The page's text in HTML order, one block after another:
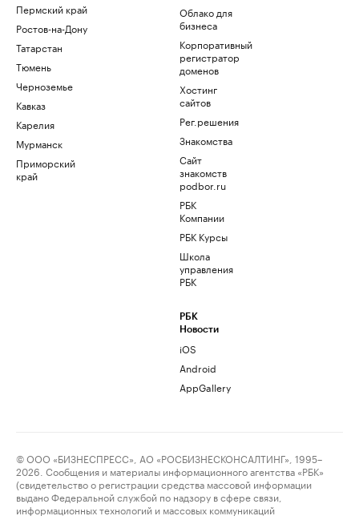
Пермский край
Ростов-на-Дону
Татарстан
Тюмень
Черноземье
Кавказ
Карелия
Мурманск
Приморский
край
Облако для
бизнеса
Корпоративный
регистратор
доменов
Хостинг
сайтов
Рег.решения
Знакомства
Сайт
знакомств
podbor.ru
РБК
Компании
РБК Курсы
Школа
управления
РБК
РБК
Новости
iOS
Android
AppGallery
© ООО «БИЗНЕСПРЕСС», АО «РОСБИЗНЕСКОНСАЛТИНГ», 1995–
2026. Сообщения и материалы информационного агентства «РБК»
(свидетельство о регистрации средства массовой информации
выдано Федеральной службой по надзору в сфере связи,
информационных технологий и массовых коммуникаций